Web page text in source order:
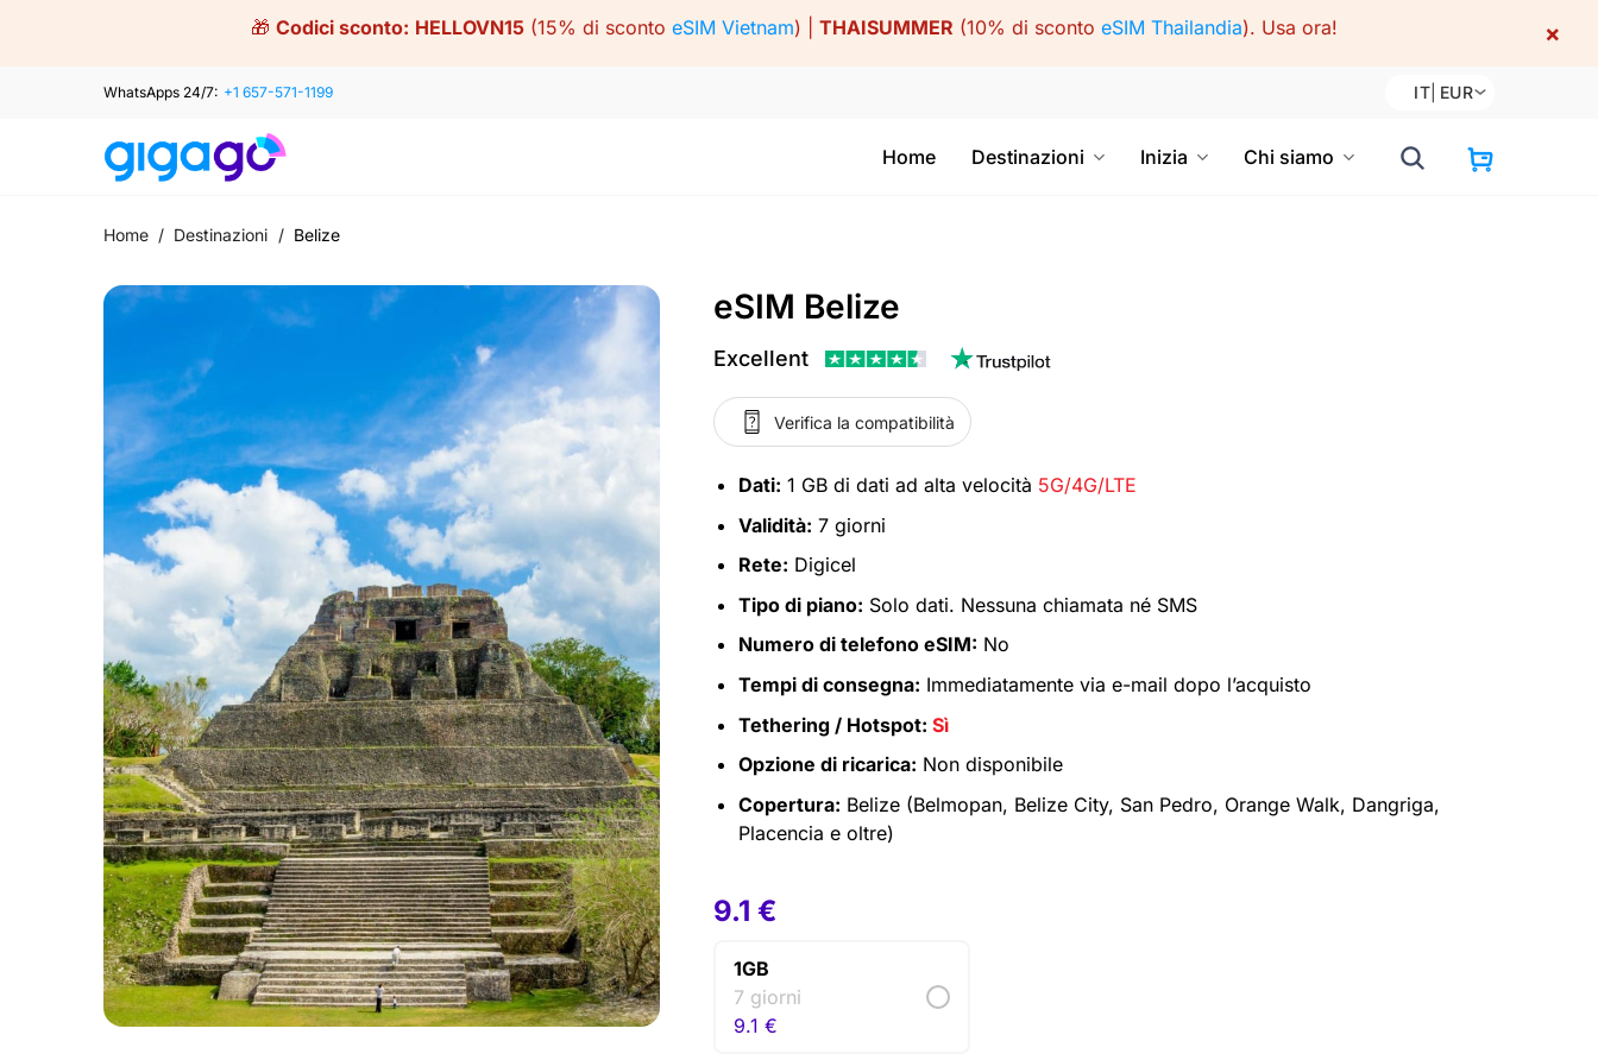
🎁 Codici sconto: HELLOVN15 (15% di sconto eSIM Vietnam) | THAISUMMER (10% di sconto eSIM Thailandia). Usa ora! ×
WhatsApps 24/7: +1 657-571-1199 IT EUR
Home Destinazioni Inizia Chi siamo
Home / Destinazioni / Belize
eSIM Belize
Excellent
Verifica la compatibilità
Dati: 1 GB di dati ad alta velocità 5G/4G/LTE
Validità: 7 giorni
Rete: Digicel
Tipo di piano: Solo dati. Nessuna chiamata né SMS
Numero di telefono eSIM: No
Tempi di consegna: Immediatamente via e-mail dopo l’acquisto
Tethering / Hotspot: Sì
Opzione di ricarica: Non disponibile
Copertura: Belize (Belmopan, Belize City, San Pedro, Orange Walk, Dangriga,
Placencia e oltre)
9.1 €
1GB
7 giorni
9.1 €